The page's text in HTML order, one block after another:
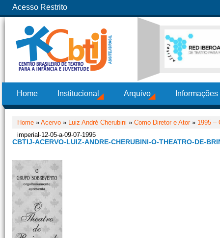
Acesso Restrito
Home Institucional Arquivo
Home » Acervo » Luiz André Cherubini » Como Diretor e Ator» 1995 –
imperial-12-05-a-09-07-1995
CBTIJ-ACERVO-LUIZ-ANDRE-CHERUBINI-O-THEATRO-DE-